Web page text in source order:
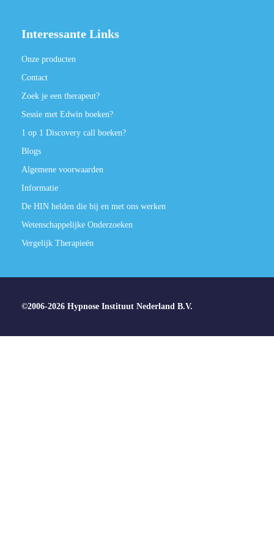
Interessante Links
Onze producten
Contact
Zoek je een therapeut?
Sessie met Edwin boeken?
1 op 1 Discovery call boeken?
Blogs
Algemene voorwaarden
Informatie
De HIN helden die bij en met ons werken
Wetenschappelijke Onderzoeken
Vergelijk Therapieën
©2006-2026 Hypnose Instituut Nederland B.V.